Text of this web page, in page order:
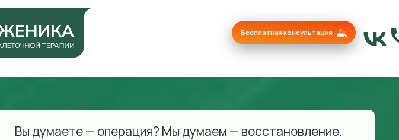
Бесплатная консультация
Вы думаете — операция? Мы думаем — восстановление.